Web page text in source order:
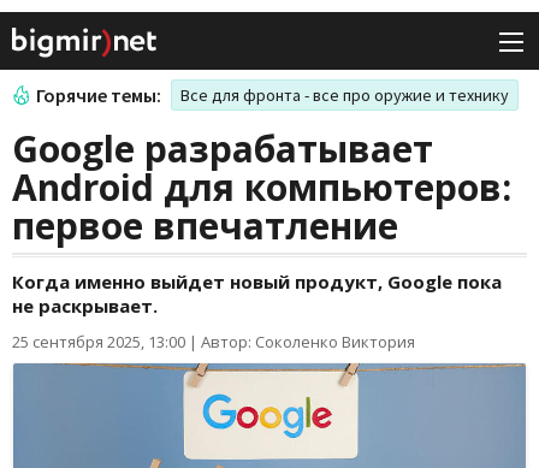
Горячие темы: Все для фронта - все про оружие и технику
Google разрабатывает
Android для компьютеров:
первое впечатление
Когда именно выйдет новый продукт, Google пока
не раскрывает.
25 сентября 2025, 13:00 | Автор: Соколенко Виктория